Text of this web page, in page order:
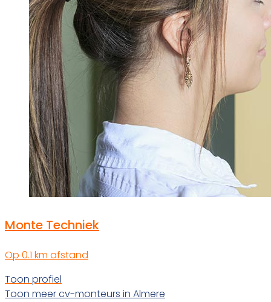
Monte Techniek
Op 0.1 km afstand
Toon profiel
Toon meer cv-monteurs in Almere